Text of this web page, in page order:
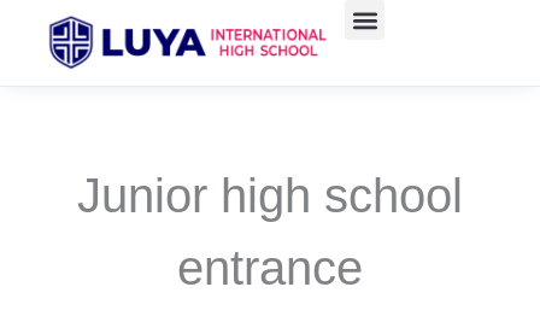
Junior high school
entrance